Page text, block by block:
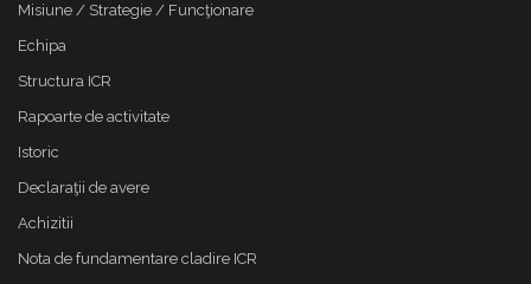
Misiune / Strategie / Funcţionare
Echipa
Structura ICR
Rapoarte de activitate
Istoric
Declaraţii de avere
Achizitii
Nota de fundamentare cladire ICR